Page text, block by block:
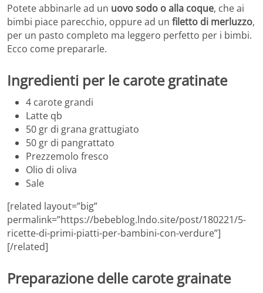
Potete abbinarle ad un uovo sodo o alla coque, che ai
bimbi piace parecchio, oppure ad un filetto di merluzzo,
per un pasto completo ma leggero perfetto per i bimbi.
Ecco come prepararle.
Ingredienti per le carote gratinate
4 carote grandi
Latte qb
50 gr di grana grattugiato
50 gr di pangrattato
Prezzemolo fresco
Olio di oliva
Sale
[related layout=”big”
permalink=”https://bebeblog.lndo.site/post/180221/5-
ricette-di-primi-piatti-per-bambini-con-verdure”]
[/related]
Preparazione delle carote grainate